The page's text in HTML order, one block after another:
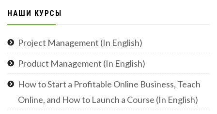
НАШИ КУРСЫ
Project Management (In English)
Product Management (In English)
How to Start a Profitable Online Business, Teach
Online, and How to Launch a Course (In English)